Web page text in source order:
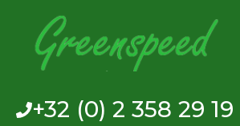
+32 (0) 2 358 29 19